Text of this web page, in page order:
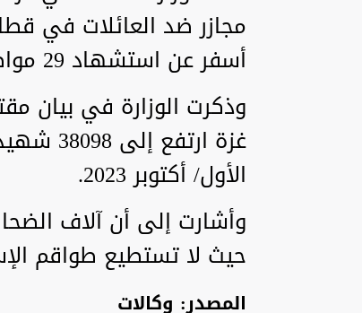
أسفر عن استشهاد 29 مواطنا وإصابة 100 آخرين.
وذكرت الوزارة في بيان
الأول/ أكتوبر 2023.
وأشارت إلى أن آلاف
حيث لا تستطيع طواقم
المصدر: وكالات